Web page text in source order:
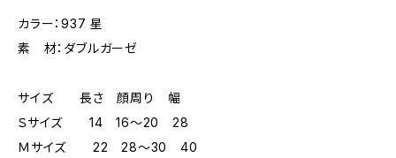
カラー：937 星
素 材：ダブルガーゼ
サイズ 長さ 顔周り 幅
Ｓサイズ 14 16～20 28
Ｍサイズ 22 28～30 40